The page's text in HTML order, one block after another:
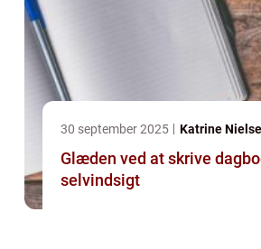
30 september 2025 Katrine
Glæden ved at skrive
selvindsigt